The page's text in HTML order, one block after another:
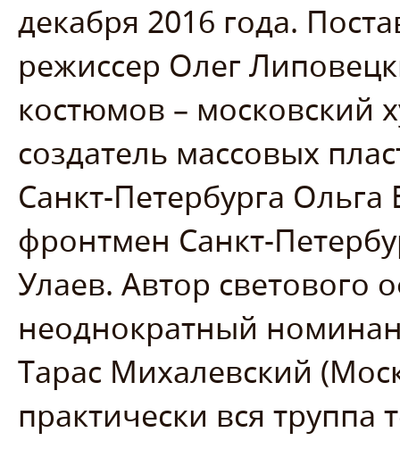
декабря 2016 года.
режиссер Олег
костюмов – московский
создатель массовых
Санкт-Петербурга
фронтмен Санкт-
Улаев. Автор светового
неоднократный
Тарас Михалевский
практически вся труппа